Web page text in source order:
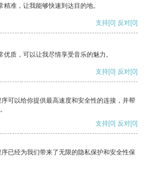
准，让我能够快速到达目的地。
支持[0] 反对[0]
优质，可以让我尽情享受音乐的魅力。
支持[0] 反对[0]
可以给你提供最高速度和安全性的连接，并帮
支持[0] 反对[0]
已经为我们带来了无限的隐私保护和安全性保